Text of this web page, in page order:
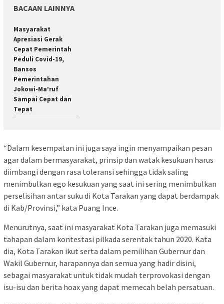
BACAAN LAINNYA
Masyarakat
Apresiasi Gerak
Cepat Pemerintah
Peduli Covid-19,
Bansos
Pemerintahan
Jokowi-Ma’ruf
Sampai Cepat dan
Tepat
“Dalam kesempatan ini juga saya ingin menyampaikan pesan
agar dalam bermasyarakat, prinsip dan watak kesukuan harus
diimbangi dengan rasa toleransi sehingga tidak saling
menimbulkan ego kesukuan yang saat ini sering menimbulkan
perselisihan antar suku di Kota Tarakan yang dapat berdampak
di Kab/Provinsi,” kata Puang Ince.
Menurutnya, saat ini masyarakat Kota Tarakan juga memasuki
tahapan dalam kontestasi pilkada serentak tahun 2020. Kata
dia, Kota Tarakan ikut serta dalam pemilihan Gubernur dan
Wakil Gubernur, harapannya dan semua yang hadir disini,
sebagai masyarakat untuk tidak mudah terprovokasi dengan
isu-isu dan berita hoax yang dapat memecah belah persatuan.